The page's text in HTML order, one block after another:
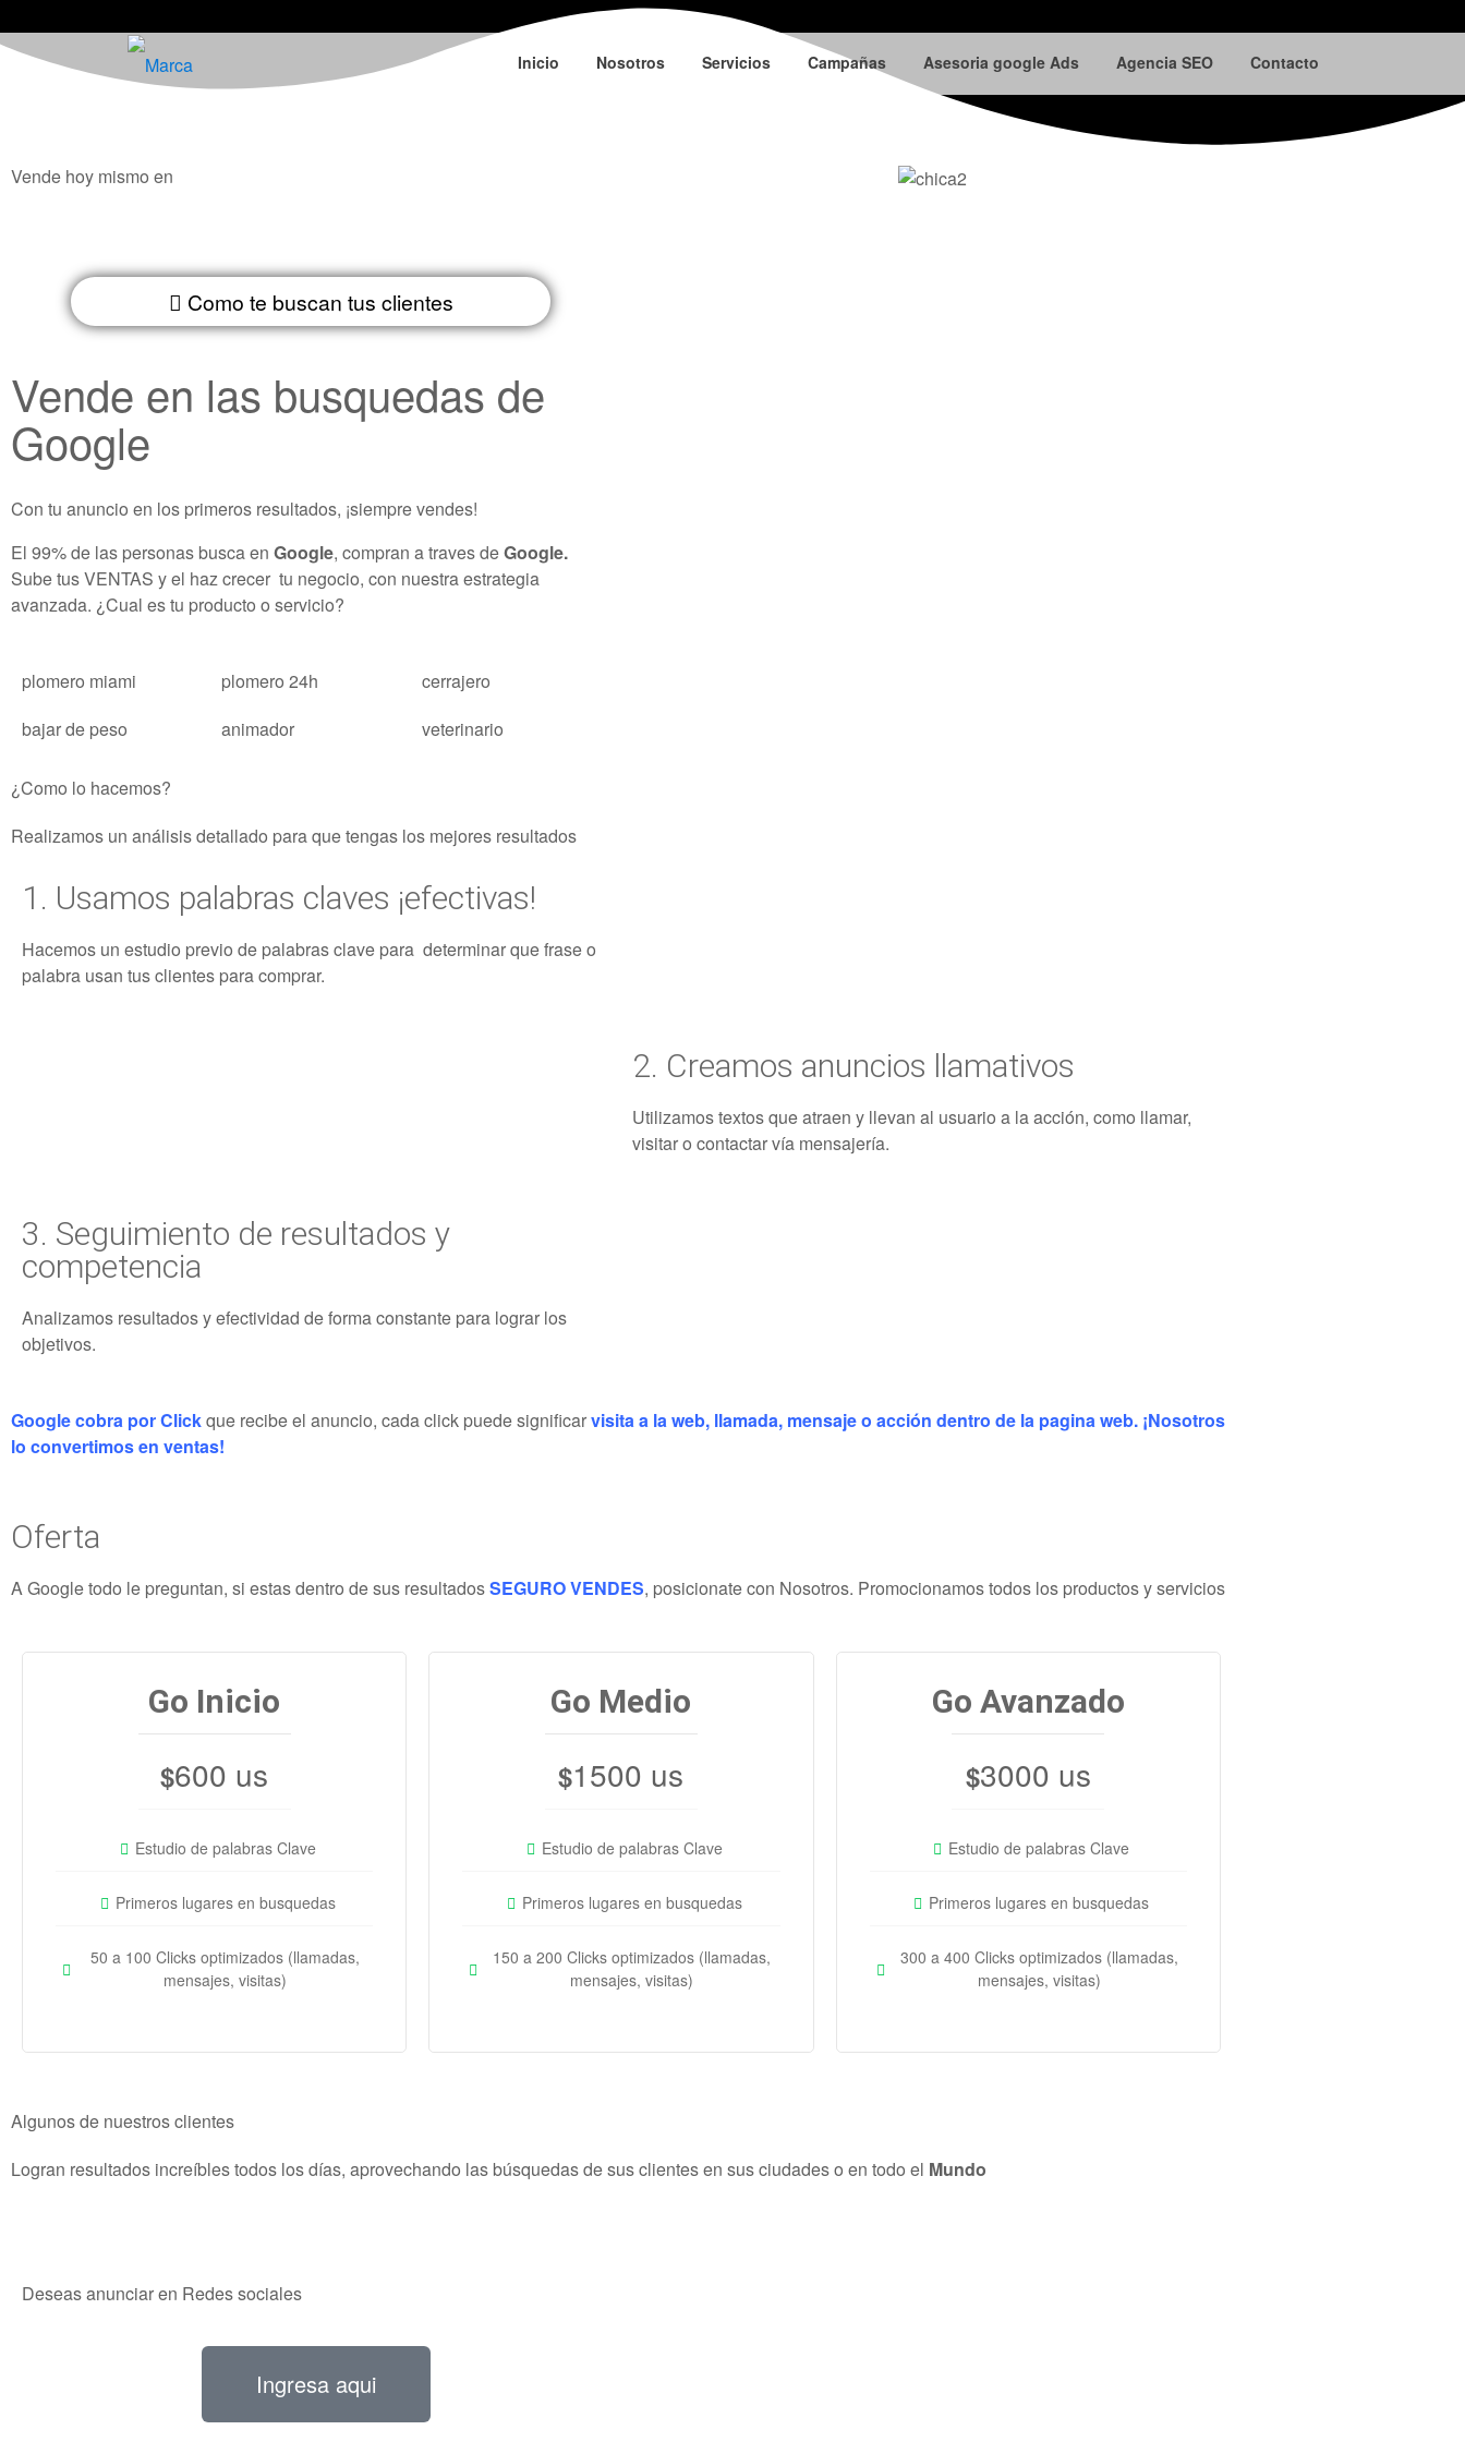
Inicio Nosotros Servicios Campañas Asesoria google Ads Agencia SEO Contacto
Vende hoy mismo en
Como te buscan tus clientes
Vende en las busquedas de
Google
Con tu anuncio en los primeros resultados, ¡siempre vendes!
El 99% de las personas busca en Google, compran a traves deGoogle.
Sube tus VENTAS y el haz crecer tu negocio, con nuestra estrategia
avanzada. ¿Cual es tu producto o servicio?
plomero miami plomero 24h
cerrajero
bajar de peso
animador veterinario
¿Como lo hacemos?
Realizamos un análisis detallado para que tengas los mejores resultados
1. Usamos palabras claves ¡efectivas!
Hacemos un estudio previo de palabras clave para determinar que frase o
palabra usan tus clientes para comprar.
2. Creamos anuncios llamativos
Utilizamos textos que atraen y llevan al usuario a la acción, como llamar,
visitar o contactar vía mensajería.
3. Seguimiento de resultados y
competencia
Analizamos resultados y efectividad de forma constante para lograr los
objetivos.
Google cobra por Clickque recibe el anuncio, cada click puede significarvisita a la web, llamada, mensaje o acción dentro de la pagina web. ¡Nosotros
lo convertimos en ventas!
Oferta
A Google todo le preguntan, si estas dentro de sus resultadosSEGURO VENDES, posicionate con Nosotros. Promocionamos todos los productos y servicios
Go Inicio
$600 us
Estudio de palabras Clave
Primeros lugares en busquedas
50 a 100 Clicks optimizados (llamadas,
mensajes, visitas)
Go Medio
$1500 us
Estudio de palabras Clave
Primeros lugares en busquedas
150 a 200 Clicks optimizados (llamadas,
mensajes, visitas)
Go Avanzado
$3000 us
Estudio de palabras Clave
Primeros lugares en busquedas
300 a 400 Clicks optimizados (llamadas,
mensajes, visitas)
Algunos de nuestros clientes
Logran resultados increíbles todos los días, aprovechando las búsquedas de sus clientes en sus ciudades o en todo el Mundo
Deseas anunciar en Redes sociales
Ingresa aqui